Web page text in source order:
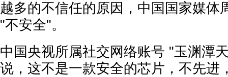
越多的不信任的原因，中国国家媒体
"不安全"。
中国央视所属社交网络账号 "玉渊潭
说，这不是一款安全的芯片，不先进